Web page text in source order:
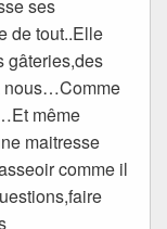
ses
de tout..Elle
gâteries,des
nous…Comme
même
maitresse
comme il